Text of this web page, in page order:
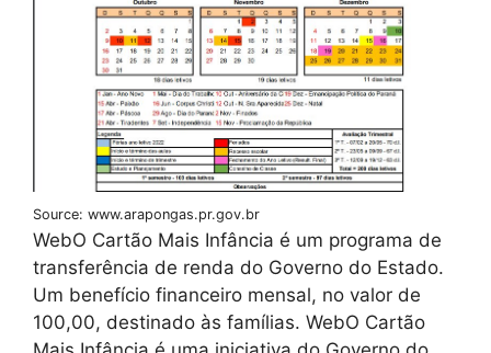
Source: www.arapongas.pr.gov.br
WebO Cartão Mais Infância é um programa de
transferência de renda do Governo do Estado.
Um benefício financeiro mensal, no valor de
100,00, destinado às famílias. WebO Cartão